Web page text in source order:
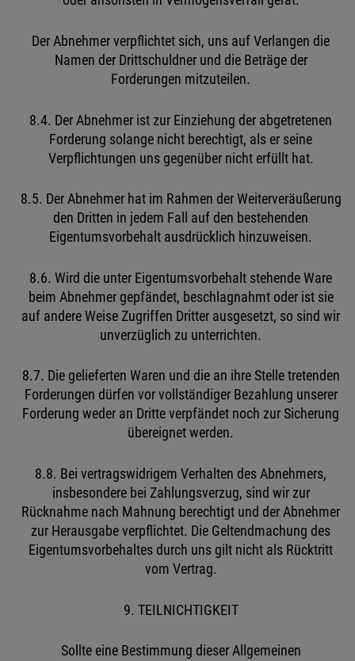
Der Abnehmer verpflichtet sich, uns auf Verlangen die
Namen der Drittschuldner und die Beträge der
Forderungen mitzuteilen.
8.4. Der Abnehmer ist zur Einziehung der abgetretenen
Forderung solange nicht berechtigt, als er seine
Verpflichtungen uns gegenüber nicht erfüllt hat.
8.5. Der Abnehmer hat im Rahmen der Weiterveräußerung
den Dritten in jedem Fall auf den bestehenden
Eigentumsvorbehalt ausdrücklich hinzuweisen.
8.6. Wird die unter Eigentumsvorbehalt stehende Ware
beim Abnehmer gepfändet, beschlagnahmt oder ist sie
auf andere Weise Zugriffen Dritter ausgesetzt, so sind wir
unverzüglich zu unterrichten.
8.7. Die gelieferten Waren und die an ihre Stelle tretenden
Forderungen dürfen vor vollständiger Bezahlung unserer
Forderung weder an Dritte verpfändet noch zur Sicherung
übereignet werden.
8.8. Bei vertragswidrigem Verhalten des Abnehmers,
insbesondere bei Zahlungsverzug, sind wir zur
Rücknahme nach Mahnung berechtigt und der Abnehmer
zur Herausgabe verpflichtet. Die Geltendmachung des
Eigentumsvorbehaltes durch uns gilt nicht als Rücktritt
vom Vertrag.
9. TEILNICHTIGKEIT
Sollte eine Bestimmung dieser Allgemeinen